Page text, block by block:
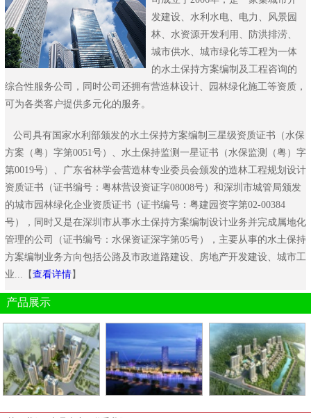
发建设、水利水电、电力、风景园
林、水资源开发利用、防洪排涝、
城市供水、城市绿化等工程为一体
的水土保持方案编制及工程咨询的
综合性服务公司，同时公司还拥有营造林设计、园林绿化施工等资质，
可为各类客户提供多元化的服务。
公司具有国家水利部颁发的水土保持方案编制三星级资质证书（水保
方案（粤）字第0051号）、水土保持监测一星证书（水保监测（粤）字
第0019号）、广东省林学会营造林专业委员会颁发的造林工程规划设计
资质证书（证书编号：粤林营设资证字08008号）和深圳市城管局颁发
的城市园林绿化企业资质证书（证书编号：粤建园资字第02-00384
号），同时又是在深圳市从事水土保持方案编制设计业务并完成属地化
管理的公司（证书编号：水保资证深字第05号），主要从事的水土保持
方案编制业务方向包括公路及市政道路建设、房地产开发建设、城市工
业...【查看详情】
产品展示